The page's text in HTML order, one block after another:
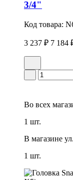
3/4"
Код товара:
3 237 ₽ 7 184
Во всех
1 шт.
В магазине
1 шт.